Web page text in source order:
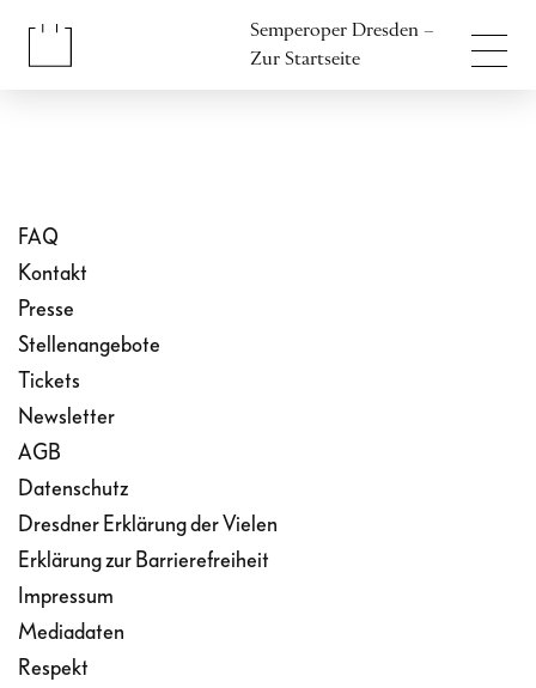
Semperoper Dresden –
Zur Startseite
FAQ
Kontakt
Presse
Stellenangebote
Tickets
Newsletter
AGB
Datenschutz
Dresdner Erklärung der Vielen
Erklärung zur Barrierefreiheit
Impressum
Mediadaten
Respekt